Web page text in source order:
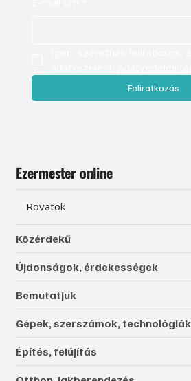
Feliratkozás
Ezermester online
Rovatok
Közérdekű
Újdonságok, érdekességek
Bemutatjuk
Gépek, szerszámok, technológiák
Építés, felújítás